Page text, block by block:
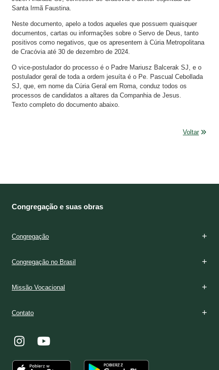
Santa Irmã Faustina.
Neste documento, apelo a todos aqueles que possuem quaisquer
documentos, cartas ou informações sobre o Servo de Deus, tanto
positivos como negativos, que os apresentem à Cúria Metropolitana
de Cracóvia até 30 de dezembro de 2024.
O vice-postulador do processo é o Padre Mariusz Balcerak SJ, e o
postulador geral de toda a ordem jesuíta é o Pe. Pascual Cebollada
SJ, que, em nome da Cúria Geral em Roma, conduz todos os
processos de candidatos a altares da Companhia de Jesus.
Texto completo do documento abaixo.
Voltar
Congregação e suas obras
Congregação
Congregação no Brasil
Missão Vocacional
Contato